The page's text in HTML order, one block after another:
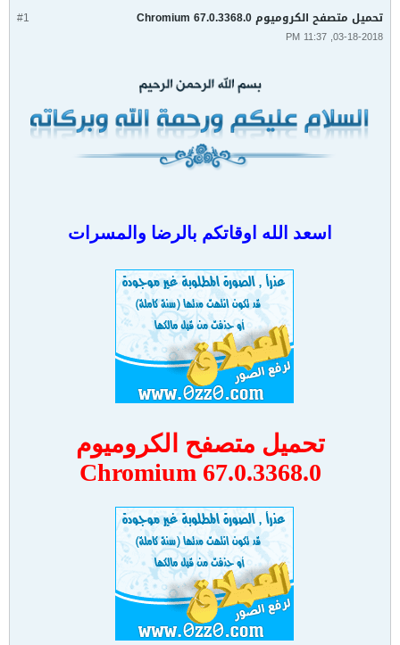
#1 تحميل متصفح الكروميوم Chromium 67.0.3368.0
03-18-2018, 11:37 PM
اسعد الله اوقاتكم بالرضا والمسرات
تحميل متصفح الكروميوم
Chromium 67.0.3368.0